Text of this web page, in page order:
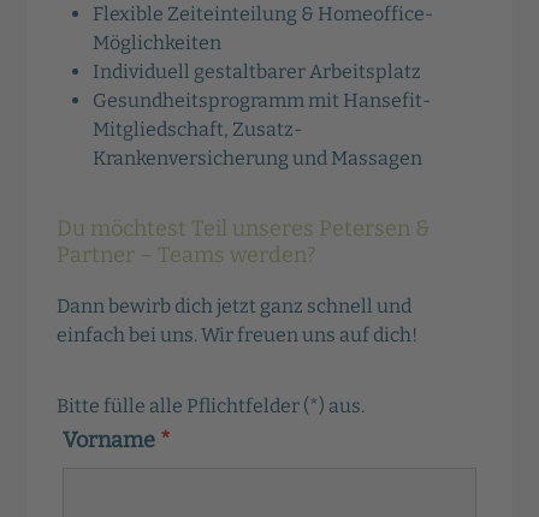
Flexible Zeiteinteilung & Homeoffice-
Möglichkeiten
Individuell gestaltbarer Arbeitsplatz
Gesundheitsprogramm mit Hansefit-
Mitgliedschaft, Zusatz-
Krankenversicherung und Massagen
Du möchtest Teil unseres Petersen &
Partner – Teams werden?
Dann bewirb dich jetzt ganz schnell und
einfach bei uns. Wir freuen uns auf dich!
Bitte fülle alle Pflichtfelder (*) aus.
Vorname *